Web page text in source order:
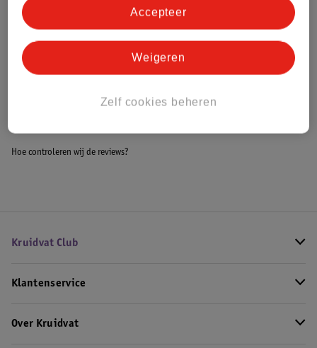
Bestel & Bezorginformatie
Hoe controleren wij de reviews?
Kruidvat Club
Klantenservice
Over Kruidvat
Zelf cookies beheren
Weigeren
Accepteer